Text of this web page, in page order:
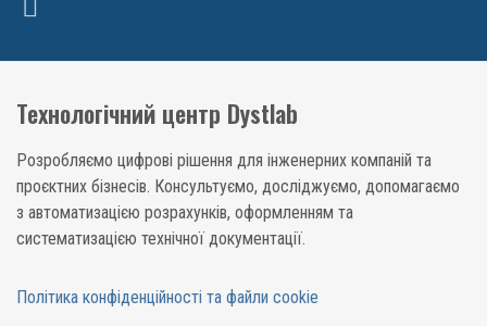
Технологічний центр Dystlab
Розробляємо цифрові рішення для інженерних компаній та
проєктних бізнесів. Консультуємо, досліджуємо, допомагаємо
з автоматизацією розрахунків, оформленням та
систематизацією технічної документації.
Політика конфіденційності та файли cookie